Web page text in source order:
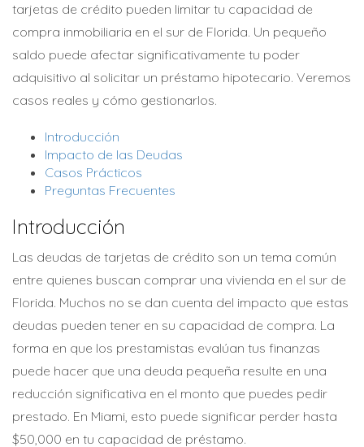
tarjetas de crédito pueden limitar tu capacidad de
compra inmobiliaria en el sur de Florida. Un pequeño
saldo puede afectar significativamente tu poder
adquisitivo al solicitar un préstamo hipotecario. Veremos
casos reales y cómo gestionarlos.
Introducción
Impacto de las Deudas
Casos Prácticos
Preguntas Frecuentes
Introducción
Las deudas de tarjetas de crédito son un tema común
entre quienes buscan comprar una vivienda en el sur de
Florida. Muchos no se dan cuenta del impacto que estas
deudas pueden tener en su capacidad de compra. La
forma en que los prestamistas evalúan tus finanzas
puede hacer que una deuda pequeña resulte en una
reducción significativa en el monto que puedes pedir
prestado. En Miami, esto puede significar perder hasta
$50,000 en tu capacidad de préstamo.